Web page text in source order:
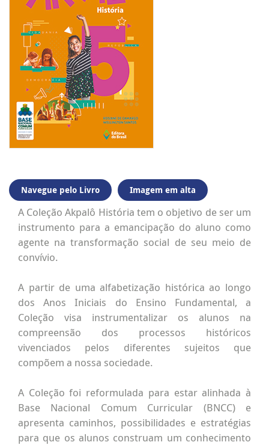
Navegue pelo Livro Imagem em alta
A Coleção Akpalô História tem o objetivo de ser um
instrumento para a emancipação do aluno como
agente na transformação social de seu meio de
convívio.
A partir de uma alfabetização histórica ao longo
dos Anos Iniciais do Ensino Fundamental, a
Coleção visa instrumentalizar os alunos na
compreensão dos processos históricos
vivenciados pelos diferentes sujeitos que
compõem a nossa sociedade.
A Coleção foi reformulada para estar alinhada à
Base Nacional Comum Curricular (BNCC) e
apresenta caminhos, possibilidades e estratégias
para que os alunos construam um conhecimento